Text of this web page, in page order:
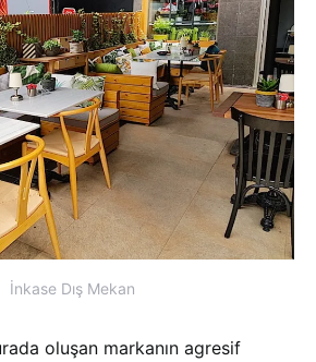
İnkase Dış Mekan
oluşan markanın agresif